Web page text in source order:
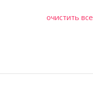
очистить все